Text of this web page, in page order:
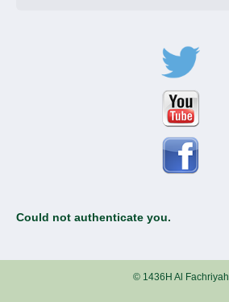
Could not authenticate you.
© 1436H Al Fachriyah